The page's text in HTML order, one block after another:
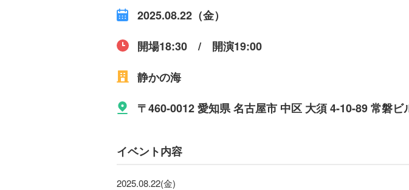
2025.08.22（金）
開場18:30 / 開演19:00
静かの海
〒460-0012 愛知県 名古屋市 中区 大須 4-10-89 常磐ビ
イベント内容
2025.08.22(金)